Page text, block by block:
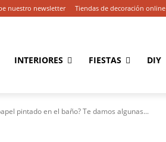
nuestro newsletter Tiendas de decoración online
INTERIORES FIESTAS DIY
pintado en el baño? Te damos algunas...